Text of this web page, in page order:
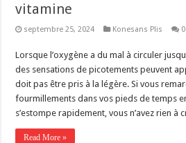
vitamine
septembre 25, 2024 Konesans Plis 0
Lorsque l’oxygène a du mal à circuler
des sensations de picotements peuvent
doit pas être pris à la légère. Si vous
fourmillements dans vos pieds de temps
s’estompe rapidement, vous n’avez rien à
Read More »